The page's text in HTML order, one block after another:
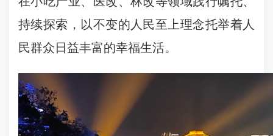
持续探索，以不变的人民至上理念托举着人
民群众日益丰富的幸福生活。